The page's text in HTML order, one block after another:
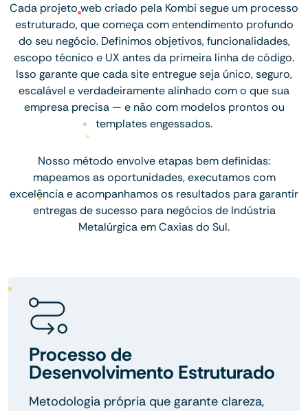
Cada projeto web criado pela Kombi segue um processo
estruturado, que começa com entendimento profundo
do seu negócio. Definimos objetivos, funcionalidades,
escopo técnico e UX antes da primeira linha de código.
Isso garante que cada site entregue seja único, seguro,
escalável e verdadeiramente alinhado com o que sua
empresa precisa — e não com modelos prontos ou
templates engessados.
Nosso método envolve etapas bem definidas:
mapeamos as oportunidades, executamos com
excelência e acompanhamos os resultados para garantir
entregas de sucesso para negócios de Indústria
Metalúrgica em Caxias do Sul.
Processo de
Desenvolvimento Estruturado
Metodologia própria que garante clareza,